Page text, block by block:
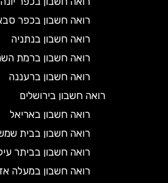
רואה חשבון בכפר סבא
רואה חשבון בנתניה
רואה חשבון ברמת השרון
רואה חשבון ברעננה
רואה חשבון בירושלים
רואה חשבון באריאל
רואה חשבון בבית שמש
רואה חשבון בביתר עילית
רואה חשבון במעלה אדומים